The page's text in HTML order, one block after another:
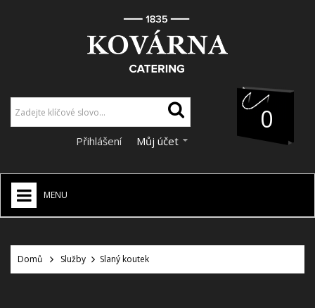
0
Přihlášení Můj účet
MENU
CATERING
Domů Služby Slaný koutek